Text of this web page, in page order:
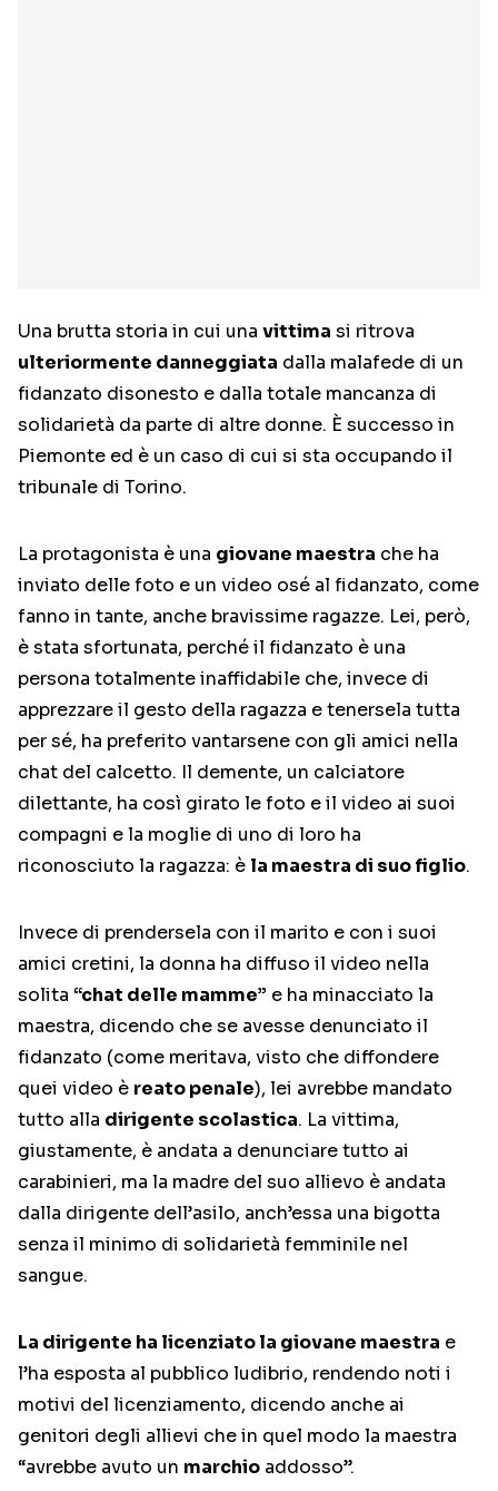
Una brutta storia in cui una vittima si ritrova
ulteriormente danneggiata dalla malafede di un
fidanzato disonesto e dalla totale mancanza di
solidarietà da parte di altre donne. È successo in
Piemonte ed è un caso di cui si sta occupando il
tribunale di Torino.
La protagonista è una giovane maestra che ha
inviato delle foto e un video osé al fidanzato, come
fanno in tante, anche bravissime ragazze. Lei, però,
è stata sfortunata, perché il fidanzato è una
persona totalmente inaffidabile che, invece di
apprezzare il gesto della ragazza e tenersela tutta
per sé, ha preferito vantarsene con gli amici nella
chat del calcetto. Il demente, un calciatore
dilettante, ha così girato le foto e il video ai suoi
compagni e la moglie di uno di loro ha
riconosciuto la ragazza: è la maestra di suo figlio.
Invece di prendersela con il marito e con i suoi
amici cretini, la donna ha diffuso il video nella
solita “chat delle mamme” e ha minacciato la
maestra, dicendo che se avesse denunciato il
fidanzato (come meritava, visto che diffondere
quei video è reato penale), lei avrebbe mandato
tutto alla dirigente scolastica. La vittima,
giustamente, è andata a denunciare tutto ai
carabinieri, ma la madre del suo allievo è andata
dalla dirigente dell’asilo, anch’essa una bigotta
senza il minimo di solidarietà femminile nel
sangue.
La dirigente ha licenziato la giovane maestra e
l’ha esposta al pubblico ludibrio, rendendo noti i
motivi del licenziamento, dicendo anche ai
genitori degli allievi che in quel modo la maestra
“avrebbe avuto un marchio addosso”.